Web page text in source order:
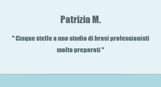
Patrizia M.
" Cinque stelle a uno studio di bravi professionisti
molto preparati "